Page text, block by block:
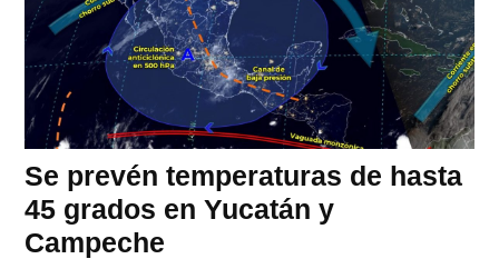
Se prevén temperaturas de hasta
45 grados en Yucatán y
Campeche